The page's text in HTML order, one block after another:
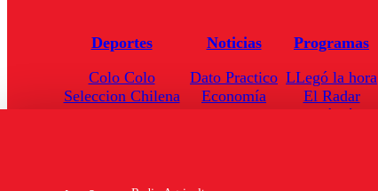
Deportes
Colo Colo
Seleccion Chilena
Noticias
Dato Practico
Economía
Programas
LLegó la hora
El Radar
Enfoqué Público